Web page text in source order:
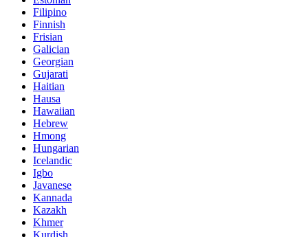
Filipino
Finnish
Frisian
Galician
Georgian
Gujarati
Haitian
Hausa
Hawaiian
Hebrew
Hmong
Hungarian
Icelandic
Igbo
Javanese
Kannada
Kazakh
Khmer
Kurdish